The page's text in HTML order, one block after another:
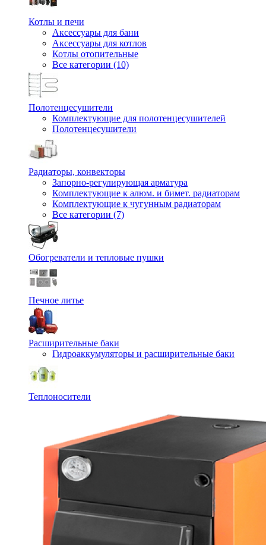
Котлы и печи
Аксессуары для бани
Аксессуары для котлов
Котлы отопительные
Все категории (10)
Полотенцесушители
Комплектующие для полотенцесушителей
Полотенцесушители
Радиаторы, конвекторы
Запорно-регулирующая арматура
Комплектующие к алюм. и бимет. радиаторам
Комплектующие к чугунным радиаторам
Все категории (7)
Обогреватели и тепловые пушки
Печное литье
Расширительные баки
Гидроаккумуляторы и расширительные баки
Теплоносители